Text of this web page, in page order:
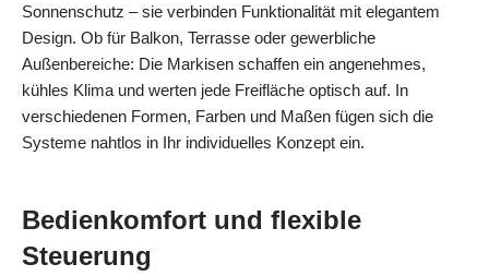
Sonnenschutz – sie verbinden Funktionalität mit elegantem
Design. Ob für Balkon, Terrasse oder gewerbliche
Außenbereiche: Die Markisen schaffen ein angenehmes,
kühles Klima und werten jede Freifläche optisch auf. In
verschiedenen Formen, Farben und Maßen fügen sich die
Systeme nahtlos in Ihr individuelles Konzept ein.
Bedienkomfort und flexible
Steuerung